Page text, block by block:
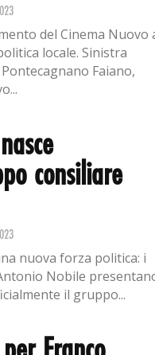
del Cinema Nuovo
locale. Sinistra
Faiano,
consiliare
nuova forza politica: i
Nobile
il gruppo...